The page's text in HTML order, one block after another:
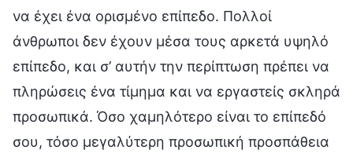
να έχει ένα ορισμένο επίπεδο. Πολλοί
άνθρωποι δεν έχουν μέσα τους αρκετά υψηλό
επίπεδο, και σ’ αυτήν την περίπτωση πρέπει να
πληρώσεις ένα τίμημα και να εργαστείς σκληρά
προσωπικά. Όσο χαμηλότερο είναι το επίπεδό
σου, τόσο μεγαλύτερη προσωπική προσπάθεια